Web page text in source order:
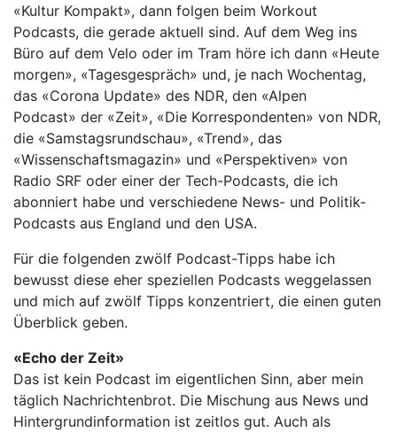
«Kultur Kompakt», dann folgen beim Workout
Podcasts, die gerade aktuell sind. Auf dem Weg ins
Büro auf dem Velo oder im Tram höre ich dann «Heute
morgen», «Tagesgespräch» und, je nach Wochentag,
das «Corona Update» des NDR, den «Alpen
Podcast» der «Zeit», «Die Korrespondenten» von NDR,
die «Samstagsrundschau», «Trend», das
«Wissenschaftsmagazin» und «Perspektiven» von
Radio SRF oder einer der Tech-Podcasts, die ich
abonniert habe und verschiedene News- und Politik-
Podcasts aus England und den USA.
Für die folgenden zwölf Podcast-Tipps habe ich
bewusst diese eher speziellen Podcasts weggelassen
und mich auf zwölf Tipps konzentriert, die einen guten
Überblick geben.
«Echo der Zeit»
Das ist kein Podcast im eigentlichen Sinn, aber mein
täglich Nachrichtenbrot. Die Mischung aus News und
Hintergrundinformation ist zeitlos gut. Auch als